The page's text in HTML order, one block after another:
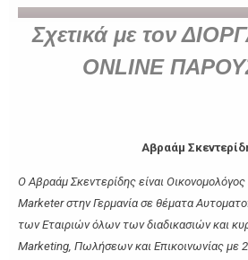
Σχετικά με τον
ONLINE
Αβραάμ
Ο Αβραάμ Σκεντερίδης είναι Οικονομολόγος
Marketer στην Γερμανία σε θέματα
των Εταιριών όλων των διαδικασιών και
Marketing, Πωλήσεων και Επικοινωνίας με